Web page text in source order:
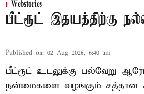
Webstories
பீட்ரூட் இதயத்திற்கு
Published on: 02 Aug 2026, 6:40 am
பீட்ரூட் உடலுக்கு பல்வேறு
நன்மைகளை வழங்கும் சத்தான